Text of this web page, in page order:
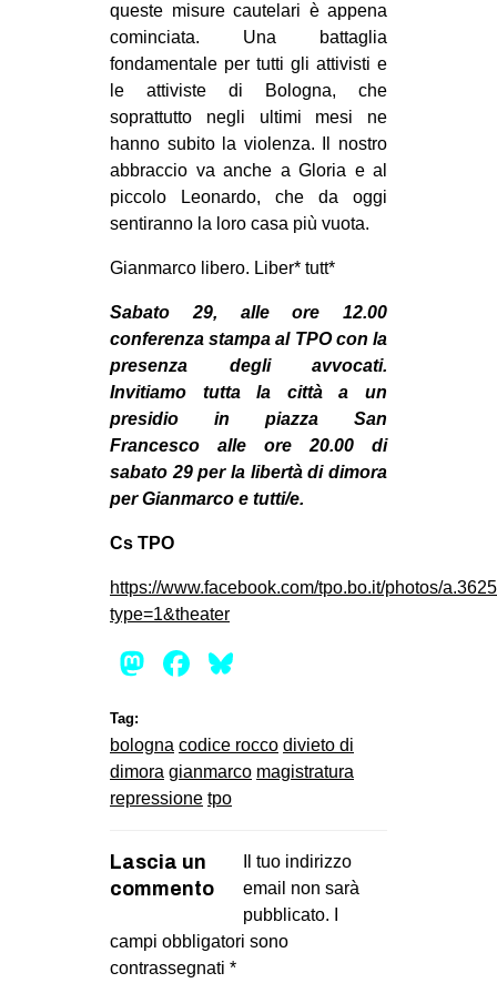
queste misure cautelari è appena
cominciata. Una battaglia
fondamentale per tutti gli attivisti e
le attiviste di Bologna, che
soprattutto negli ultimi mesi ne
hanno subito la violenza. Il nostro
abbraccio va anche a Gloria e al
piccolo Leonardo, che da oggi
sentiranno la loro casa più vuota.
Gianmarco libero. Liber* tutt*
Sabato 29, alle ore 12.00
conferenza stampa al TPO con la
presenza degli avvocati.
Invitiamo tutta la città a un
presidio in piazza San
Francesco alle ore 20.00 di
sabato 29 per la libertà di dimora
per Gianmarco e tutti/e.
Cs TPO
https://www.facebook.com/tpo.bo.it/photos/
type=1&theater
Mastodon
Facebook
Tag:
bologna codice rocco divieto di
dimora gianmarco magistratura
repressione tpo
Lascia un
commento
Il tuo indirizzo
email non sarà
pubblicato.
campi obbligatori sono
contrassegnati *